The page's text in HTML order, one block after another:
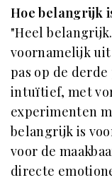
Hoe belangrijk
"Heel
voornamelijk
pas op de derde
intuïtief, met
experimenten
belangrijk is
voor de
directe